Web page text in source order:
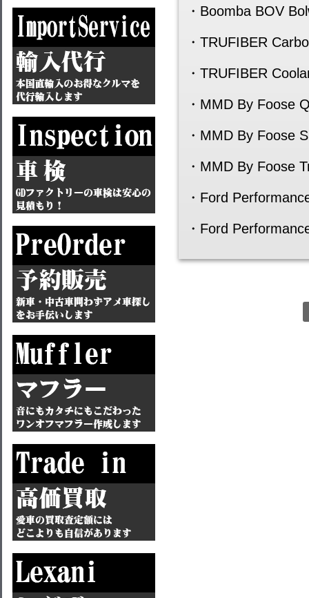
・Boomba BOV
・TRUFIBER
・TRUFIBER
・MMD By Foose
・MMD By Foose
・MMD By Foose
・Ford
・Ford